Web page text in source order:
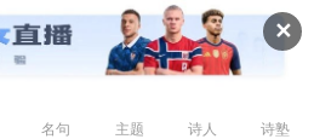
✕
名句 主题 诗人 诗塾